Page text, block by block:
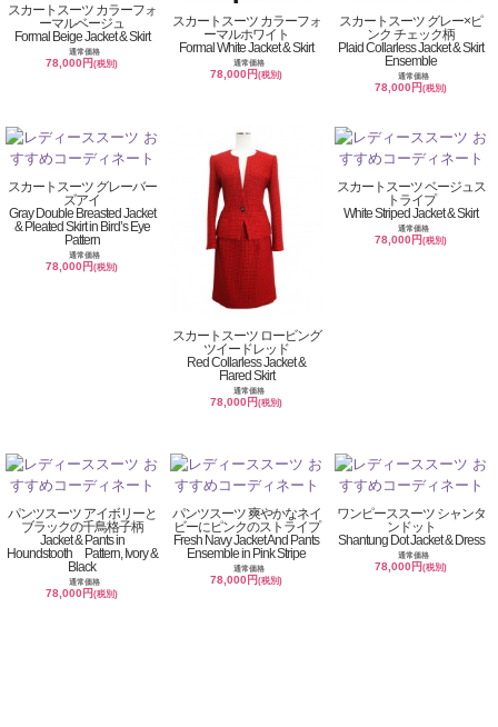
スカートスーツ カラーフォ
ーマルベージュ
Formal Beige Jacket & Skirt
通常価格
78,000円(税別)
スカートスーツ カラーフォ
ーマルホワイト
Formal White Jacket & Skirt
通常価格
78,000円(税別)
スカートスーツ グレー×ピ
ンク チェック柄
Plaid Collarless Jacket & Skirt
Ensemble
通常価格
78,000円(税別)
スカートスーツ グレーバー
ズアイ
Gray Double Breasted Jacket
& Pleated Skirt in Bird’s Eye
Pattern
通常価格
78,000円(税別)
スカートスーツ ロービング
ツイードレッド
Red Collarless Jacket &
Flared Skirt
通常価格
78,000円(税別)
スカートスーツ ベージュス
トライプ
White Striped Jacket & Skirt
通常価格
78,000円(税別)
パンツスーツ アイボリーと
ブラックの千鳥格子柄
Jacket & Pants in
Houndstooth Pattern, Ivory &
Black
通常価格
78,000円(税別)
パンツスーツ 爽やかなネイ
ビーにピンクのストライプ
Fresh Navy Jacket And Pants
Ensemble in Pink Stripe
通常価格
78,000円(税別)
ワンピーススーツ シャンタ
ンドット
Shantung Dot Jacket & Dress
通常価格
78,000円(税別)